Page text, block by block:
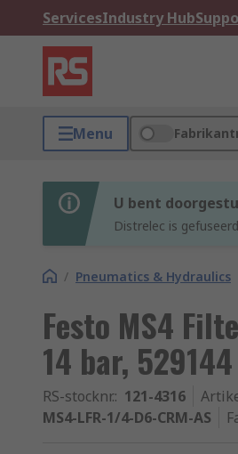
ServicesIndustry Hub
Menu
U bent
Distrelec is
/ Pneumatics & Hydraulics
Festo MS4
14 bar, 529144
RS-stocknr.: 121-4316
MS4-LFR-1/4-D6-CRM-AS